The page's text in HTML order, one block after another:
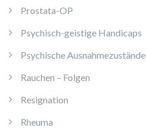
Prostata-OP
Psychisch-geistige Handicaps
Psychische Ausnahmezustände
Rauchen – Folgen
Resignation
Rheuma